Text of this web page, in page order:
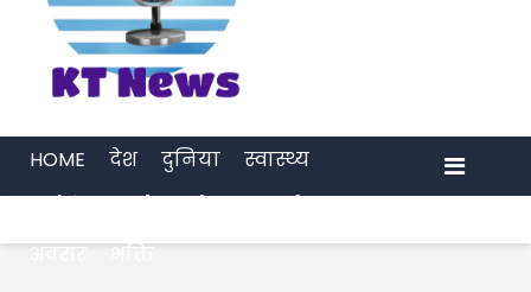
HOME देश दुनिया
स्वास्थ्य
अवसर
भक्ति